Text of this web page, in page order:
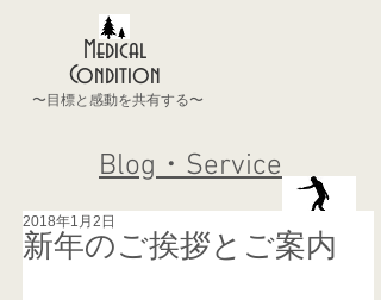
Medical
Condition
〜目標と感動を共有する〜
Blog・Service
新年のご挨拶とご案内
2018年1月2日